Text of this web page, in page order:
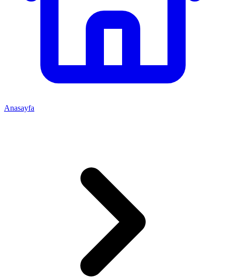
Anasayfa